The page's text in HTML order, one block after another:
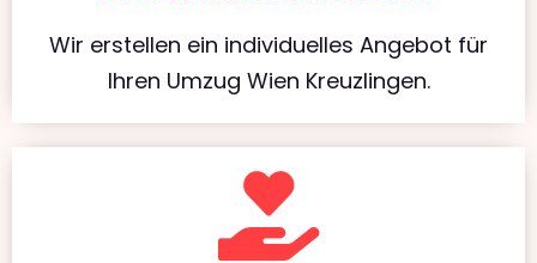
Wir erstellen ein individuelles Angebot für
Ihren Umzug Wien Kreuzlingen.